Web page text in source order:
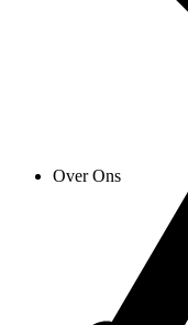
Over Ons